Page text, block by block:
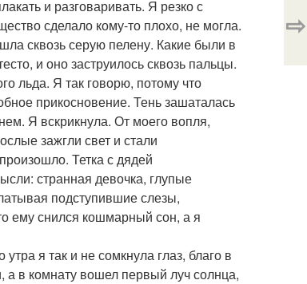
и разговаривать. Я резко с
сделало кому-то плохо, не могла.
сквозь серую пелену. Какие были в
и оно заструилось сквозь пальцы.
льда. Я так говорю, потому что
прикосновение. Тень зашаталась
Я вскрикнула. От моего вопля,
зажгли свет и стали
Тетка с дядей
странная девочка, глупые
подступившие слезы,
ему снился кошмарный сон, а я
я так и не сомкнула глаз, благо в
а в комнату вошел первый луч солнца,
⇨